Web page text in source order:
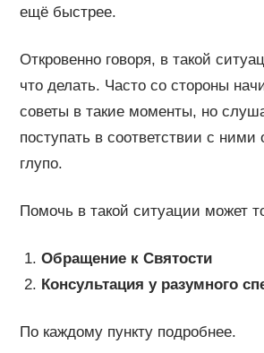
ещё быстрее.
Откровенно говоря, в такой
что делать. Часто со стороны
советы в такие моменты, но
поступать в соответствии с ними
глупо.
Помочь в такой ситуации может
Обращение к Святости
Консультация у разумного
По каждому пункту подробнее.